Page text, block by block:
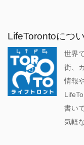
LifeTorontoにつ
世界
街、
情報
書い
気軽